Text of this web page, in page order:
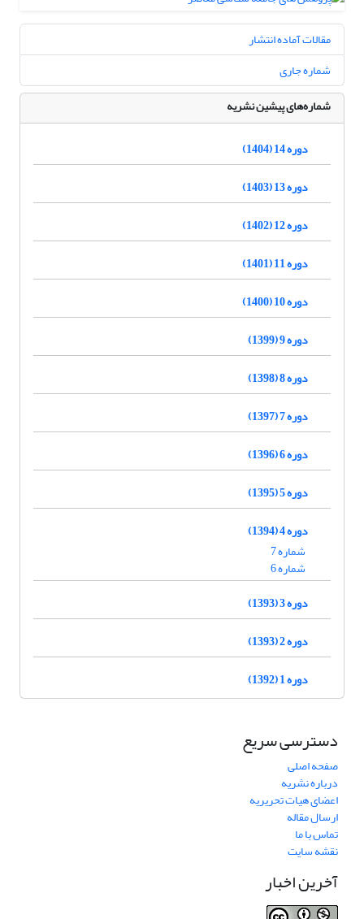
مقالات آماده انتشار
شماره جاری
شماره‌های پیشین نشریه
دوره 14 (1404)
دوره 13 (1403)
دوره 12 (1402)
دوره 11 (1401)
دوره 10 (1400)
دوره 9 (1399)
دوره 8 (1398)
دوره 7 (1397)
دوره 6 (1396)
دوره 5 (1395)
دوره 4 (1394)
شماره 7
شماره 6
دوره 3 (1393)
دوره 2 (1393)
دوره 1 (1392)
دسترسی سریع
صفحه اصلی
درباره نشریه
اعضای هیات تحریریه
ارسال مقاله
تماس با ما
نقشه سایت
آخرین اخبار